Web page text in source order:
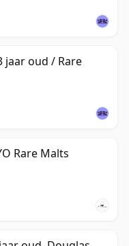
jaar oud / Rare
Rare Malts